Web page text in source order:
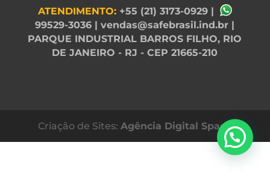
ATENDIMENTO: +55 (21) 3173-0929|
99529-3036 |vendas@safebrasil.ind.br |
PARQUE INDUSTRIAL BARROS FILHO, RIO
DE JANEIRO - RJ - CEP 21665-210
Criação de Sites:Agência Digital Space